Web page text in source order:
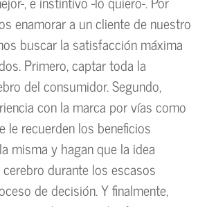
enamorar a un cliente de nuestro
buscar la satisfacción máxima
Primero, captar toda la
del consumidor. Segundo,
con la marca por vías como
le recuerden los beneficios
misma y hagan que la idea
durante los escasos
de decisión. Y finalmente,